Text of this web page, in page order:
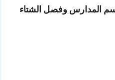
المدارس وفصل الشتاء